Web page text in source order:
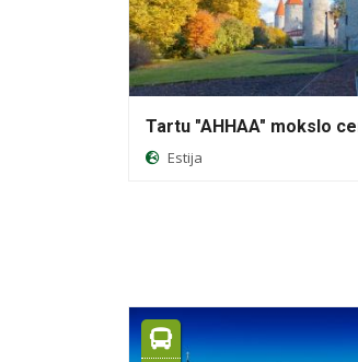
Tartu "AHHAA" mokslo
Estija